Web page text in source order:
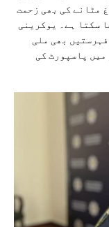
مٹانے کی بھی زحمت
سکتا ہے۔ یوکرینی
بھی ملی
میں پاسپورٹ کی